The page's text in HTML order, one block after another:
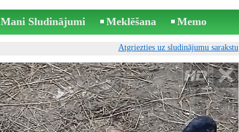
Mani Sludinājumi Meklēšana Memo
Atgriezties uz sludinājumu sarakstu